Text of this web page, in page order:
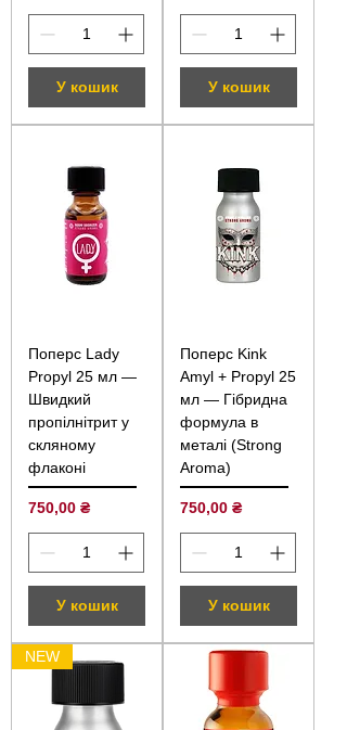
У кошик У кошик
Поперс Lady
Propyl 25 мл —
Швидкий
пропілнітрит у
скляному
флаконі
Ціна
750,00 ₴
У кошик
Поперс Kink
Amyl + Propyl 25
мл — Гібридна
формула в
металі (Strong
Aroma)
Ціна
750,00 ₴
У кошик
NEW